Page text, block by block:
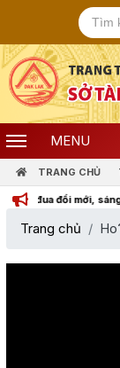
MENU
TRANG CHỦ
đổi mới, sáng tạo,
Trang chủ